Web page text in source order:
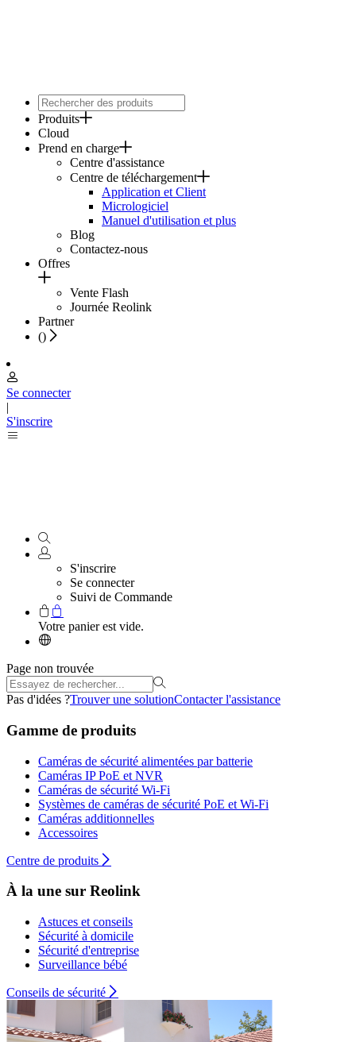
Produits
Cloud
Prend en charge
Centre d'assistance
Centre de téléchargement
Application et Client
Micrologiciel
Manuel d'utilisation et plus
Blog
Contactez-nous
Offres
Vente Flash
Journée Reolink
Partner
()
Se connecter
|
S'inscrire
S'inscrire
Se connecter
Suivi de Commande
Votre panier est vide.
Page non trouvée
Pas d'idées ?Trouver une solutionContacter l'assistance
Gamme de produits
Caméras de sécurité alimentées par batterie
Caméras IP PoE et NVR
Caméras de sécurité Wi-Fi
Systèmes de caméras de sécurité PoE et Wi-Fi
Caméras additionnelles
Accessoires
Centre de produits
À la une sur Reolink
Astuces et conseils
Sécurité à domicile
Sécurité d'entreprise
Surveillance bébé
Conseils de sécurité